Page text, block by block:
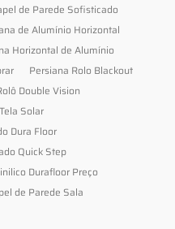
de Parede Sofisticado
de Alumínio Horizontal
Horizontal de Alumínio
Persiana Rolo Blackout
Double Vision
Solar
Dura Floor
Quick Step
Durafloor Preço
de Parede Sala